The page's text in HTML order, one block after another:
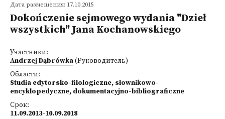
Дата размещения: 17.10.2015
Dokończenie sejmowego wydania "Dzieł
wszystkich" Jana Kochanowskiego
Участники:
Andrzej Dąbrówka(Руководитель)
Области:
Studia edytorsko-filologiczne, słownikowo-
encyklopedyczne, dokumentacyjno-bibliograficzne
Срок:
11.09.2013-10.09.2018